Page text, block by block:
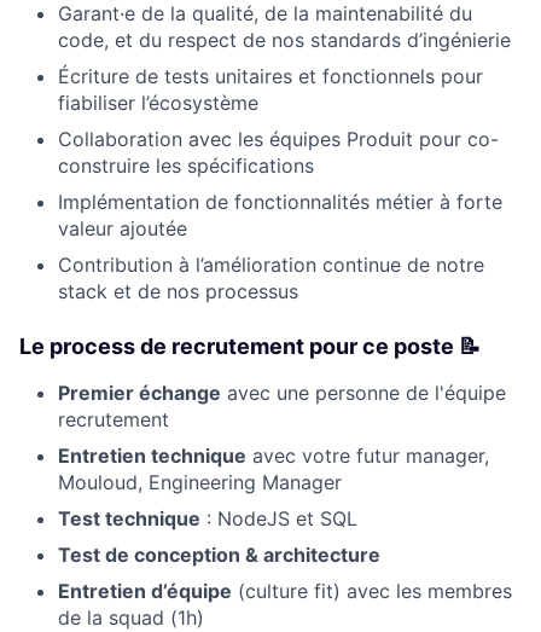
Garant·e de la qualité, de la maintenabilité du
code, et du respect de nos standards d’ingénierie
Écriture de tests unitaires et fonctionnels pour
fiabiliser l’écosystème
Collaboration avec les équipes Produit pour co-
construire les spécifications
Implémentation de fonctionnalités métier à forte
valeur ajoutée
Contribution à l’amélioration continue de notre
stack et de nos processus
Le process de recrutement pour ce poste 📝
Premier échange avec une personne de l'équipe
recrutement
Entretien technique avec votre futur manager,
Mouloud, Engineering Manager
Test technique : NodeJS et SQL
Test de conception & architecture
Entretien d’équipe (culture fit) avec les membres
de la squad (1h)